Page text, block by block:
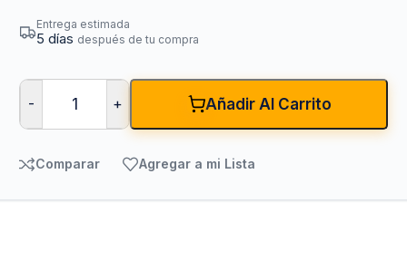
Entrega estimada
5 días después de tu compra
- + Añadir Al Carrito
Comparar Agregar a mi Lista